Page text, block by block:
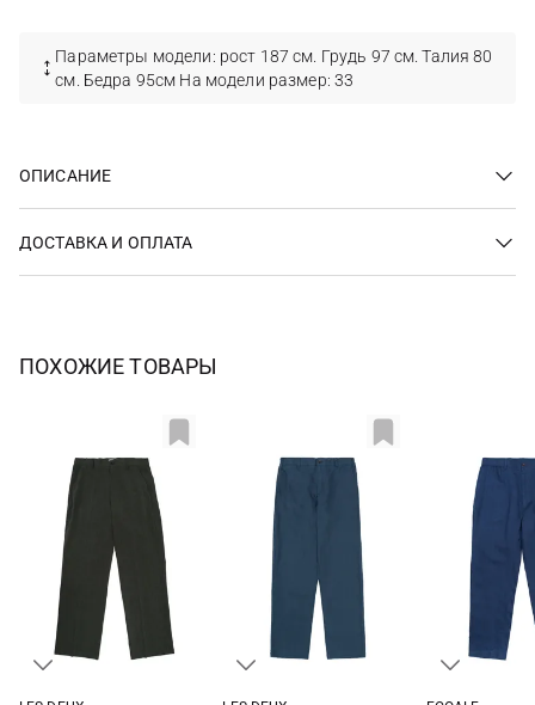
Параметры модели: рост 187 см. Грудь 97 см. Талия 80
см. Бедра 95см На модели размер: 33
ОПИСАНИЕ
ДОСТАВКА И ОПЛАТА
ПОХОЖИЕ ТОВАРЫ